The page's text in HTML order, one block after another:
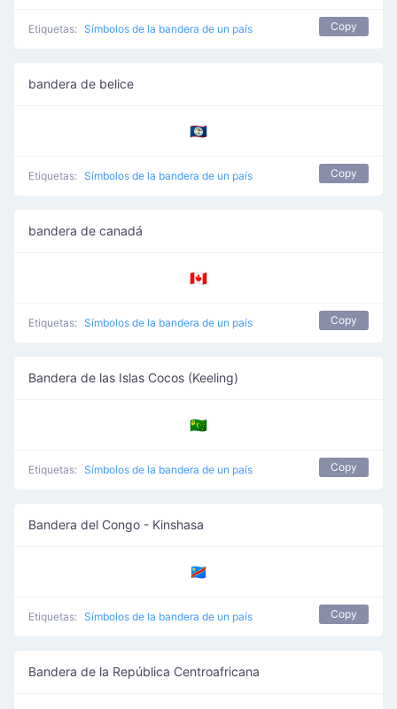
Etiquetas: Símbolos de la bandera de un país Copy
bandera de belice
🇧🇿
Etiquetas: Símbolos de la bandera de un país Copy
bandera de canadá
🇨🇦
Etiquetas: Símbolos de la bandera de un país Copy
Bandera de las Islas Cocos (Keeling)
🇨🇨
Etiquetas: Símbolos de la bandera de un país Copy
Bandera del Congo - Kinshasa
🇨🇩
Etiquetas: Símbolos de la bandera de un país Copy
Bandera de la República Centroafricana